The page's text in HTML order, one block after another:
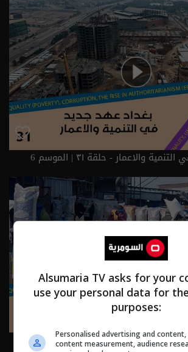
والاعمار - حلقة ٣١ | الموسم 6
في العراق - حلقة ٣٠ | الموسم 6
Alsumaria TV asks for your
use your personal data for
purposes:
Personalised advertising and
content measurement, audience